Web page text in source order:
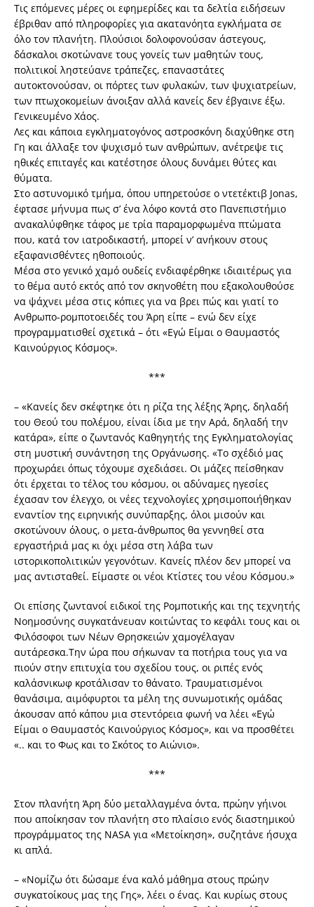
Τις επόμενες μέρες οι εφημερίδες και τα δελτία ειδήσεων
έβριθαν από πληροφορίες για ακατανόητα εγκλήματα σε
όλο τον πλανήτη. Πλούσιοι δολοφονούσαν άστεγους,
δάσκαλοι σκοτώνανε τους γονείς των μαθητών τους,
πολιτικοί ληστεύανε τράπεζες, επαναστάτες
αυτοκτονούσαν, οι πόρτες των φυλακών, των ψυχιατρείων,
των πτωχοκομείων άνοιξαν αλλά κανείς δεν έβγαινε έξω.
Γενικευμένο Χάος.
Λες και κάποια εγκληματογόνος αστροσκόνη διαχύθηκε στη
Γη και άλλαξε τον ψυχισμό των ανθρώπων, ανέτρεψε τις
ηθικές επιταγές και κατέστησε όλους δυνάμει θύτες και
θύματα.
Στο αστυνομικό τμήμα, όπου υπηρετούσε ο ντετέκτιβ Jonas,
έφτασε μήνυμα πως σ’ ένα λόφο κοντά στο Πανεπιστήμιο
ανακαλύφθηκε τάφος με τρία παραμορφωμένα πτώματα
που, κατά τον ιατροδικαστή, μπορεί ν’ ανήκουν στους
εξαφανισθέντες ηθοποιούς.
Μέσα στο γενικό χαμό ουδείς ενδιαφέρθηκε ιδιαιτέρως για
το θέμα αυτό εκτός από τον σκηνοθέτη που εξακολουθούσε
να ψάχνει μέσα στις κόπιες για να βρει πώς και γιατί το
Ανθρωπο-ρομποτοειδές του Άρη είπε – ενώ δεν είχε
προγραμματισθεί σχετικά – ότι «Εγώ Είμαι ο Θαυμαστός
Καινούργιος Κόσμος».
***
– «Κανείς δεν σκέφτηκε ότι η ρίζα της λέξης Άρης, δηλαδή
του Θεού του πολέμου, είναι ίδια με την Αρά, δηλαδή την
κατάρα», είπε ο ζωντανός Καθηγητής της Εγκληματολογίας
στη μυστική συνάντηση της Οργάνωσης. «Το σχέδιό μας
προχωράει όπως τόχουμε σχεδιάσει. Οι μάζες πείσθηκαν
ότι έρχεται το τέλος του κόσμου, οι αδύναμες ηγεσίες
έχασαν τον έλεγχο, οι νέες τεχνολογίες χρησιμοποιήθηκαν
εναντίον της ειρηνικής συνύπαρξης, όλοι μισούν και
σκοτώνουν όλους, ο μετα-άνθρωπος θα γεννηθεί στα
εργαστήριά μας κι όχι μέσα στη λάβα των
ιστορικοπολιτικών γεγονότων. Κανείς πλέον δεν μπορεί να
μας αντισταθεί. Είμαστε οι νέοι Κτίστες του νέου Κόσμου.»
Οι επίσης ζωντανοί ειδικοί της Ρομποτικής και της τεχνητής
Νοημοσύνης συγκατάνευαν κοιτώντας το κεφάλι τους και οι
Φιλόσοφοι των Νέων Θρησκειών χαμογέλαγαν
αυτάρεσκα.Την ώρα που σήκωναν τα ποτήρια τους για να
πιούν στην επιτυχία του σχεδίου τους, οι ριπές ενός
καλάσνικωφ κροτάλισαν το θάνατο. Τραυματισμένοι
θανάσιμα, αιμόφυρτοι τα μέλη της συνωμοτικής ομάδας
άκουσαν από κάπου μια στεντόρεια φωνή να λέει «Εγώ
Είμαι ο Θαυμαστός Καινούργιος Κόσμος», και να προσθέτει
«.. και το Φως και το Σκότος το Αιώνιο».
***
Στον πλανήτη Άρη δύο μεταλλαγμένα όντα, πρώην γήινοι
που αποίκησαν τον πλανήτη στο πλαίσιο ενός διαστημικού
προγράμματος της NASA για «Μετοίκηση», συζητάνε ήσυχα
κι απλά.
– «Νομίζω ότι δώσαμε ένα καλό μάθημα στους πρώην
συγκατοίκους μας της Γης», λέει ο ένας. Και κυρίως στους